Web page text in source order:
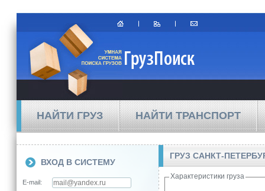
НАЙТИ ГРУЗ НАЙТИ ТРАНСПОРТ
ВХОД В СИСТЕМУ
E-mail:
ГРУЗ САНКТ-
Характеристики груза